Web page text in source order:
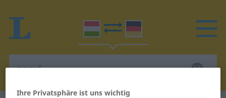
Ihre Privatsphäre ist uns wichtig